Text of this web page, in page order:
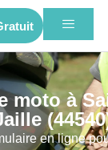
moto à
en ligne